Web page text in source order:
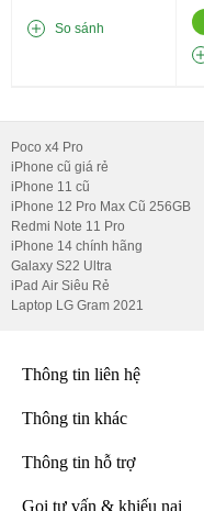
Hình ảnh thiết kế của
Samsung Galaxy vẫn là
thiết kế vuông vức, cá
trọng.
So sánh
Poco x4 Pro
iPhone cũ giá rẻ
iPhone 11 cũ
iPhone 12 Pro Max Cũ 256GB
Redmi Note 11 Pro
iPhone 14 chính hãng
Galaxy S22 Ultra
iPad Air Siêu Rẻ
Laptop LG Gram 2021
Thông tin liên hệ
Thông tin khác
Thông tin hỗ trợ
Gọi tư vấn & khiếu nại